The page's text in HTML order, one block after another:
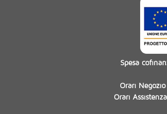
Spesa
Orari Negozio
Orari Assistenza